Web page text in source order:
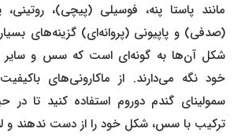
مانند پاستا پنه، فوسیلی (پیچی)،
(صدفی) و پاپیونی (پروانه‌ای) گزینه‌های بسیار
شکل آن‌ها به گونه‌ای است که سس و سایر
خود نگه می‌دارند. از ماکارونی‌های
سمولینای گندم دوروم استفاده کنید تا در
ترکیب با سس، شکل خود را از دست ندهند و له